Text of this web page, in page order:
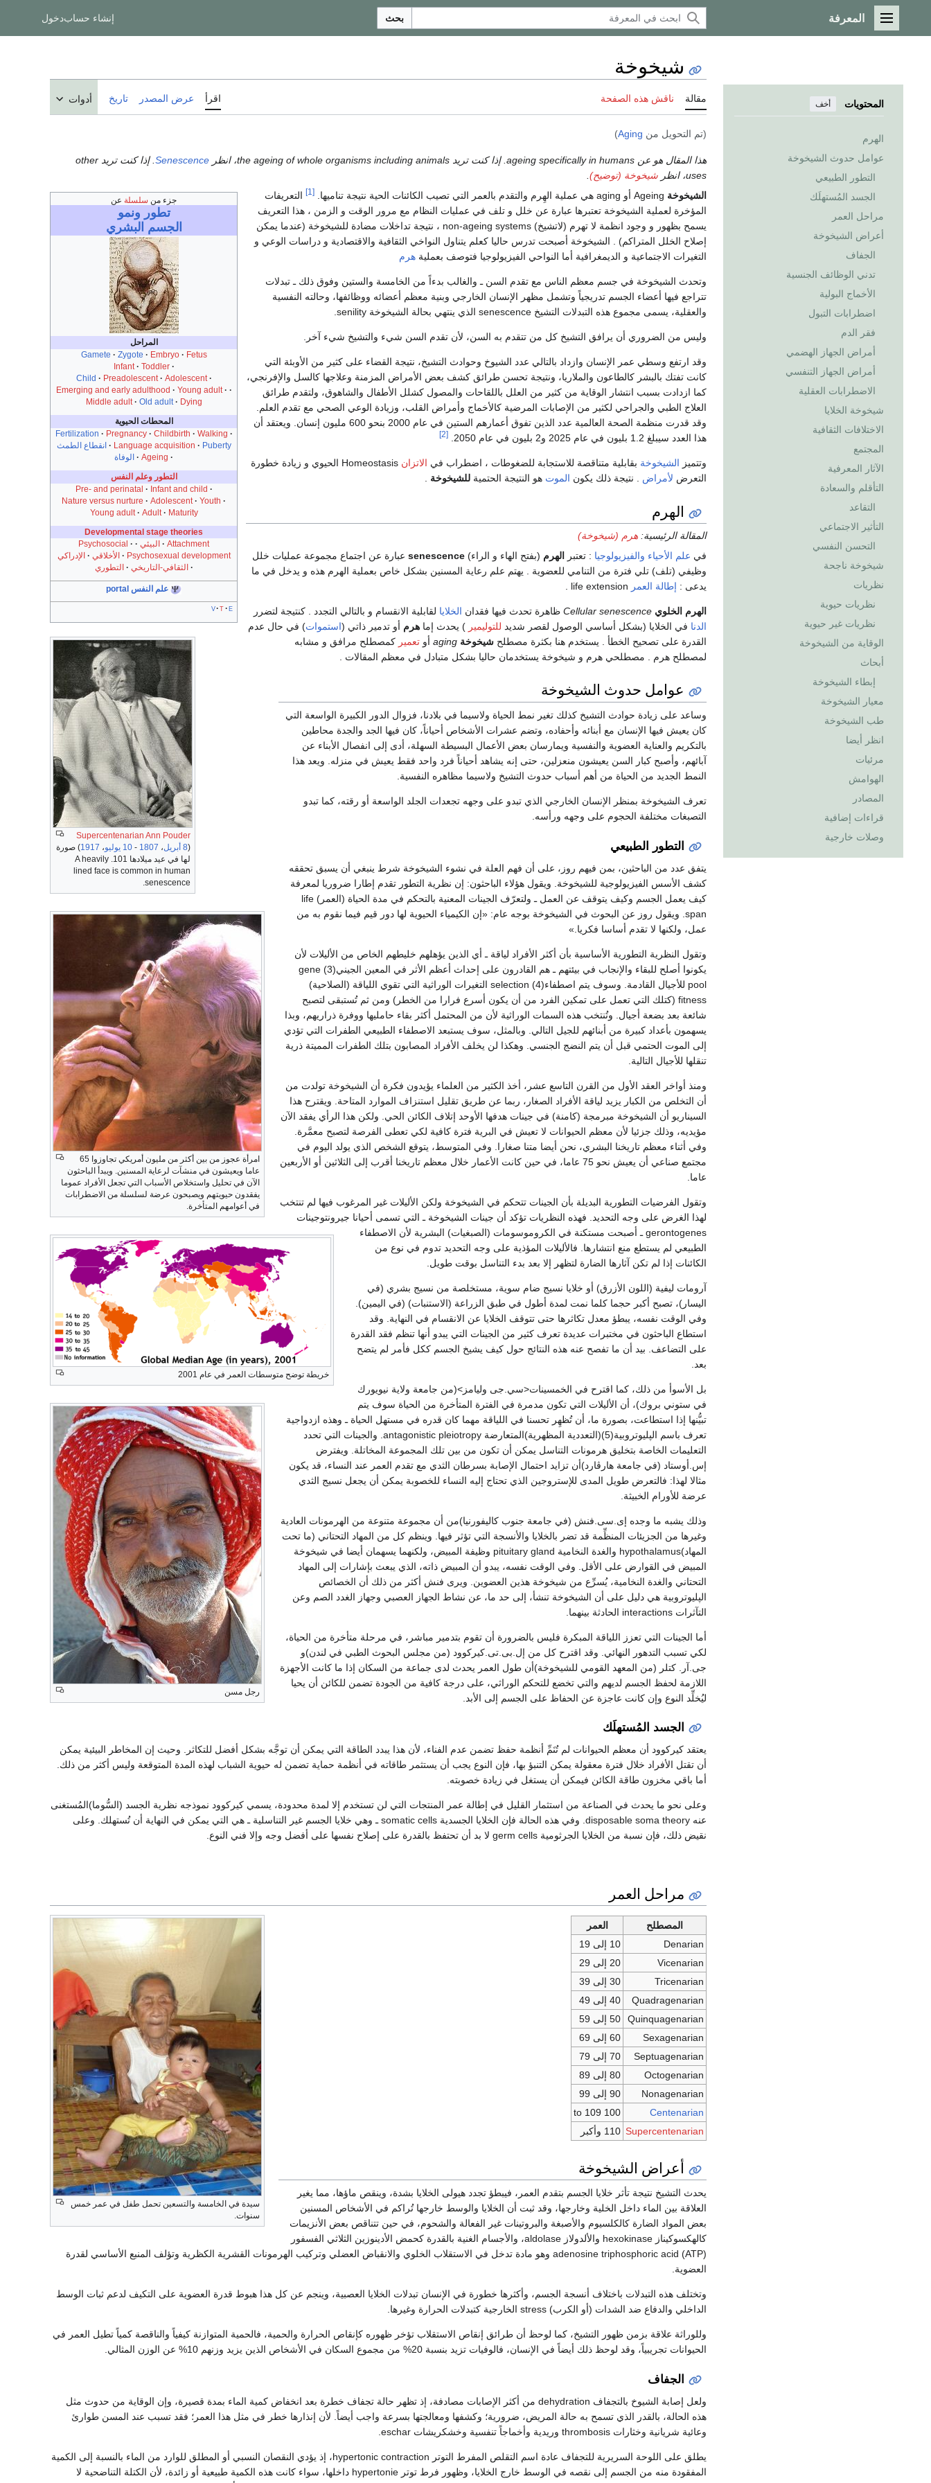
القائمة الرئيسية
المعرفة بحث إنشاء حسابدخول
المحتويات أخف
الهرم
عوامل حدوث الشيخوخة
التطور الطبيعي
الجسد المُستهلَك
مراحل العمر
أعراض الشيخوخة
الجفاف
تدني الوظائف الجنسية
الأخماج البولية
اضطرابات التبول
فقر الدم
أمراض الجهاز الهضمي
أمراض الجهاز التنفسي
الاضطرابات العقلية
شيخوخة الخلايا
الاختلافات الثقافية
المجتمع
الآثار المعرفية
التأقلم والسعادة
التقاعد
التأثير الاجتماعي
التحسن النفسي
شيخوخة ناجحة
نظريات
نظريات حيوية
نظريات غير حيوية
الوقاية من الشيخوخة
أبحاث
إبطاء الشيخوخة
معيار الشيخوخة
طب الشيخوخة
انظر أيضا
مرئيات
الهوامش
المصادر
قراءات إضافية
وصلات خارجية
شيخوخة
مقالة ناقش هذه الصفحة اقرأ عرض المصدر تاريخ أدوات
(تم التحويل من Aging
)
هذا المقال هو عن ageing specifically in humans. إذا كنت تريد the ageing of whole organisms including animals، انظر Senescence
. إذا كنت تريد other
uses، انظر
شيخوخة (توضيح)
جزء من سلسلة عن
تطور ونمو
الجسم البشري
المراحل
Gamete
Zygote Embryo
Fetus
Infant
Toddler
Child
Preadolescent
Adolescent
Emerging and early adulthood
Young adult
Middle adult
Old adult
Dying
المحطات الحيوية
Fertilization
Pregnancy Childbirth
Walking
Language acquisition
Puberty
انقطاع الطمث
Ageing
الوفاة
التطور وعلم النفس
Pre- and perinatal
Infant and child
Nature versus nurture
Adolescent
Youth
Young adult
Adult Maturity
Developmental stage theories
Attachment
البيئي
Psychosocial
Psychosexual development
الأخلاقي
الإدراكي
الثقافي-التاريخي
التطوري
علم النفس portal
v t e
Supercentenarian Ann Pouder
(8 أبريل ، 1807
- 10 يوليو ، 1917) صورة
لها في عيد ميلادها 101. A heavily
lined face is common in human
senescence.
امرأة عجوز من بين أكثر من مليون أمريكي تجاوزوا 65
عاما ويعيشون في منشآت لرعاية المسنين. ويبدأ الباحثون
الآن في تحليل واستخلاص الأسباب التي تجعل الأفراد عموما
يفقدون حيويتهم ويصبحون عرضة لسلسلة من الاضطرابات
في أعوامهم المتأخرة.
الشيخوخة [1]
التعريفات
المؤخرة لعملية الشيخوخة تعتبرها عبارة عن خلل و تلف في عمليات النظام مع مرور الوقت و الزمن ، هذا التعريف
يسمح بظهور و وجود انظمة لا تهرم (لاتشيخ) non-ageing systems ، نتيجة تداخلات مضادة للشيخوخة (عندما يمكن
إصلاح الخلل المتراكم) . الشيخوخة أصبحت تدرس حاليا كعلم يتناول النواخي الثقافية والاقتصادية و دراسات الوعي و
التغيرات الاجتماعية و الديمغرافية أما النواحي الفيزيولوجيا فتوصف بعملية هرم
وتحدث الشيخوخة في جسم معظم الناس مع تقدم السن ـ والغالب بدءاً من الخامسة والستين وفوق ذلك ـ تبدلات
تتراجع فيها أعضاء الجسم تدريجياً وتشمل مظهر الإنسان الخارجي وبنية معظم أعضائه ووظائفها، وحالته النفسية
والعقلية، يسمى مجموع هذه التبدلات التشيخ senescence الذي ينتهي بحالة الشيخوخة senility.
وليس من الضروري أن يرافق التشيخ كل من تتقدم به السن، لأن تقدم السن شيء والتشيخ شيء آخر.
وقد ارتفع وسطي عمر الإنسان وازداد بالتالي عدد الشيوخ وحوادث التشيخ، نتيجة القضاء على كثير من الأوبئة التي
كانت تفتك بالبشر كالطاعون والملاريا، ونتيجة تحسن طرائق كشف بعض الأمراض المزمنة وعلاجها كالسل والإفرنجي،
كما ازدادت بسبب انتشار الوقاية من كثير من العلل باللقاحات والمصول كشلل الأطفال والشاهوق، ولتقدم طرائق
العلاج الطبي والجراحي لكثير من الإصابات المرضية كالأخماج وأمراض القلب، وزيادة الوعي الصحي مع تقدم العلم.
وقد قدرت منظمة الصحة العالمية عدد الذين تفوق أعمارهم الستين في عام 2000 بنحو 600 مليون إنسان. ويعتقد أن
هذا العدد سيبلغ 1.2 بليون في عام 2025 و2 بليون في عام 2050.
[2]
وتتميز الشيخوخة بقابلية متناقصة للاستجابة للضغوطات ، اضطراب في الاتزان
Homeostasis الحيوي و زيادة خطورة
التعرض لأمراض . نتيجة ذلك يكون الموت هو النتيجة الحتمية للشيخوخة
الهرم
خريطة توضح متوسطات العمر في عام 2001
رجل مسن
المقالة الرئيسية: هرم (شيخوخة)
في علم الأحياء والفيزيولوجيا : تعتبر الهرم (بفتح الهاء و الراء) senescence عبارة عن اجتماع مجموعة عمليات خلل
وظيفي (تلف) تلي فترة من التنامي للعضوية . يهتم علم رعاية المسنين بشكل خاص بعملية الهرم هذه و يدخل في ما
يدعى : إطالة العمر
الهرم الخلوي Cellular senescence ظاهرة تحدث فيها فقدان الخلايا لقابلية الانقسام و بالتالي التجدد . كنتيجة لتضرر
الدنا في الخلايا (بشكل أساسي الوصول لقصر شديد للتوليمير ) يحدث إما هرم أو تدمير ذاتي (استموات) في حال عدم
القدرة على تصحيح الخطأ . يستخدم هنا بكثرة مصطلح شيخوخة aging أو تعمير كمصطلح مرافق و مشابه
لمصطلح هرم . مصطلحي هرم و شيخوخة يستخدمان حاليا بشكل متبادل في معظم المقالات .
عوامل حدوث الشيخوخة
وساعد على زيادة حوادث التشيخ كذلك تغير نمط الحياة ولاسيما في بلادنا، فزوال الدور الكبيرة الواسعة التي
كان يعيش فيها الإنسان مع أبنائه وأحفاده، وتضم عشرات الأشخاص أحياناً، كان فيها الجد والجدة محاطين
بالتكريم والعناية العضوية والنفسية ويمارسان بعض الأعمال البسيطة السهلة، أدى إلى انفصال الأبناء عن
آبائهم، وأصبح كبار السن يعيشون منعزلين، حتى إنه يشاهد أحياناً فرد واحد فقط يعيش في منزله. ويعد هذا
النمط الجديد من الحياة من أهم أسباب حدوث التشيخ ولاسيما مظاهره النفسية.
تعرف الشيخوخة بمنظر الإنسان الخارجي الذي تبدو على وجهه تجعدات الجلد الواسعة أو رقته، كما تبدو
التصبغات مختلفة الحجوم على وجهه ورأسه.
التطور الطبيعي
يتفق عدد من الباحثين، بمن فيهم روز، على أن فهم العلة في نشوء الشيخوخة شرط ينبغي أن يسبق تحققه
كشف الأسس الفيزيولوجية للشيخوخة. ويقول هؤلاء الباحثون: إن نظرية التطور تقدم إطارا ضروريا لمعرفة
كيف يعمل الجسم وكيف يتوقف عن العمل ـ ولتعرّف الجينات المعنية بالتحكم في مدة الحياة (العمر) life
span. ويقول روز عن البحوث في الشيخوخة بوجه عام: «إن الكيمياء الحيوية لها دور قيم فيما نقوم به من
عمل، ولكنها لا تقدم أساسا فكريا.»
وتقول النظرية التطورية الأساسية بأن أكثر الأفراد لياقة ـ أي الذين يؤهلهم خليطهم الخاص من الأليلات لأن
يكونوا أصلح للبقاء والإنجاب في بيئتهم ـ هم القادرون على إحداث أعظم الأثر في المعين الجيني(3) gene
pool للأجيال القادمة. وسوف يتم اصطفاء(4) selection التغيرات الوراثية التي تقوي اللياقة (الصلاحية)
fitness (كتلك التي تعمل على تمكين الفرد من أن يكون أسرع فرارا من الخطر) ومن ثم تُستبقى لتصبح
شائعة بعد بضعة أجيال. وتُنتخب هذه السمات الوراثية لأن من المحتمل أكثر بقاء حامليها ووفرة ذراريهم، وبذا
يسهمون بأعداد كبيرة من أبنائهم للجيل التالي. وبالمثل، سوف يستبعد الاصطفاء الطبيعي الطفرات التي تؤدي
إلى الموت الحتمي قبل أن يتم النضج الجنسي. وهكذا لن يخلف الأفراد المصابون بتلك الطفرات المميتة ذرية
تنقلها للأجيال التالية.
ومنذ أواخر العقد الأول من القرن التاسع عشر، أخذ الكثير من العلماء يؤيدون فكرة أن الشيخوخة تولدت من
أن التخلص من الكبار يزيد لياقة الأفراد الصغار، ربما عن طريق تقليل استنزاف الموارد المتاحة. ويقترح هذا
السيناريو أن الشيخوخة مبرمجة (كامنة) في جينات هدفها الأوحد إتلاف الكائن الحي. ولكن هذا الرأي يفقد الآن
مؤيديه، وذلك جزئيا لأن معظم الحيوانات لا تعيش في البرية فترة كافية لكي تعطى الفرصة لتصبح معمَّرة.
وفي أثناء معظم تاريخنا البشري، نحن أيضا متنا صغارا. وفي المتوسط، يتوقع الشخص الذي يولد اليوم في
مجتمع صناعي أن يعيش نحو 75 عاما، في حين كانت الأعمار خلال معظم تاريخنا أقرب إلى الثلاثين أو الأربعين
عاما.
وتقول الفرضيات التطورية البديلة بأن الجينات تتحكم في الشيخوخة ولكن الأليلات غير المرغوب فيها لم تنتخب
لهذا الغرض على وجه التحديد. فهذه النظريات تؤكد أن جينات الشيخوخة ـ التي تسمى أحيانا جيرونتوجينات
gerontogenes ـ أصبحت مستكنة في الكروموسومات (الصبغيات) البشرية لأن الاصطفاء
الطبيعي لم يستطع منع انتشارها. فالأليلات المؤذية على وجه التحديد تدوم في نوع من
الكائنات إذا لم تكن آثارها الضارة لتظهر إلا بعد بدء التناسل بوقت طويل.
آرومات ليفية (اللون الأزرق) أو خلايا نسيج ضام سوية، مستخلصة من نسيج بشري (في
اليسار)، تصبح أكبر حجما كلما نمت لمدة أطول في طبق الزراعة (الاستنبات) (في اليمين).
وفي الوقت نفسه، يبطؤ معدل تكاثرها حتى تتوقف الخلايا عن الانقسام في النهاية. وقد
استطاع الباحثون في مختبرات عديدة تعرف كثير من الجينات التي يبدو أنها تنظم فقد القدرة
على التضاعف. بيد أن ما تفصح عنه هذه النتائج حول كيف يشيخ الجسم ككل فأمر لم يتضح
بعد.
بل الأسوأ من ذلك، كما اقترح في الخمسينات<سي.جى وليامز>(من جامعة ولاية نيويورك
في ستوني بروك)، أن الأليلات التي تكون مدمرة في الفترة المتأخرة من الحياة سوف يتم
تبيُّنها إذا استطاعت، بصورة ما، أن تُظهِر تحسنا في اللياقة مهما كان قدره في مستهل الحياة ـ وهذه ازدواجية
تعرف باسم الپليوتروبية(5)(التعددية المظهرية)المتعارضة antagonistic pleiotropy. والجينات التي تحدد
التعليمات الخاصة بتخليق هرمونات التناسل يمكن أن تكون من بين تلك المجموعة المخاتلة. ويفترض
إس.أوستاد (في جامعة هارڤارد)أن تزايد احتمال الإصابة بسرطان الثدي مع تقدم العمر عند النساء، قد يكون
مثالا لهذا: فالتعرض طويل المدى للإستروجين الذي تحتاج إليه النساء للخصوبة يمكن أن يجعل نسيج الثدي
عرضة للأورام الخبيثة.
وذلك يشبه ما وجده إى.سى.فنش (في جامعة جنوب كاليفورنيا)من أن مجموعة متنوعة من الهرمونات العادية
وغيرها من الجزيئات المنظِّمة قد تضر بالخلايا والأنسجة التي تؤثر فيها. وينظم كل من المهاد التحتاني (ما تحت
المهاد)hypothalamus والغدة النخامية pituitary gland وظيفة المبيض، ولكنهما يسهمان أيضا في شيخوخة
المبيض في القوارض على الأقل. وفي الوقت نفسه، يبدو أن المبيض ذاته، الذي يبعث بإشارات إلى المهاد
التحتاني والغدة النخامية، يُسرِّع من شيخوخة هذين العضوين. ويرى فنش أكثر من ذلك أن الخصائص
الپليوتروبية هي دليل على أن الشيخوخة تنشأ، إلى حد ما، عن نشاط الجهاز العصبي وجهاز الغدد الصم وعن
التآثرات interactions الحادثة بينهما.
أما الجينات التي تعزز اللياقة المبكرة فليس بالضرورة أن تقوم بتدمير مباشر، في مرحلة متأخرة من الحياة،
لكي تسبب التدهور النهائي. وقد اقترح كل من إل.بى.تى.كيركوود (من مجلس البحوث الطبي في لندن)و
جى.آر. كتلر (من المعهد القومي للشيخوخة)أن طول العمر يحدث لدى جماعة من السكان إذا ما كانت الأجهزة
اللازمة لحفظ الجسم لديهم والتي تخضع للتحكم الوراثي، على درجة كافية من الجودة تضمن للكائن أن يحيا
ليُخلِّد النوع وإن كانت عاجزة عن الحفاظ على الجسم إلى الأبد.
الجسد المُستهلَك
يعتقد كيركوود أن معظم الحيوانات لم تُنَمِّ أنظمة حفظ تضمن عدم الفناء، لأن هذا يبدد الطاقة التي يمكن أن توجَّه بشكل أفضل للتكاثر. وحيث إن المخاطر البيئية يمكن
أن تقتل الأفراد خلال فترة معقولة يمكن التنبؤ بها، فإن النوع يجب أن يستثمر طاقاته في أنظمة حماية تضمن له حيوية الشباب لهذه المدة المتوقعة وليس أكثر من ذلك.
أما باقي مخزون طاقة الكائن فيمكن أن يستغل في زيادة خصوبته.
وعلى نحو ما يحدث في الصناعة من استثمار القليل في إطالة عمر المنتجات التي لن تستخدم إلا لمدة محدودة، يسمي كيركوود نموذجه نظرية الجسد (السُّوما)المُستغنى
عنه disposable soma theory. وفي هذه الحالة فإن الخلايا الجسدية somatic cells ـ وهي خلايا الجسم غير التناسلية ـ هي التي يمكن في النهاية أن تُستهلك. وعلى
نقيض ذلك، فإن نسبة من الخلايا الجرثومية germ cells لا بد أن تحتفظ بالقدرة على إصلاح نفسها على أفضل وجه وإلا فني النوع.
مراحل العمر
سيدة في الخامسة والتسعين تحمل طفل في عمر خمس
سنوات.
المصطلح
العمر
Denarian
10 إلى 19
Vicenarian
20 إلى 29
Tricenarian
30 إلى 39
Quadragenarian
40 إلى 49
Quinquagenarian
50 إلى 59
Sexagenarian
60 إلى 69
Septuagenarian
70 إلى 79
Octogenarian
80 إلى 89
Nonagenarian
90 إلى 99
Centenarian
100 to 109
Supercentenarian 110 وأكبر
أعراض الشيخوخة
يحدث التشيخ نتيجة تأثر خلايا الجسم بتقدم العمر، فيبطؤ تجدد هيولى الخلايا بشدة، وينقص ماؤها، مما يغير
العلاقة بين الماء داخل الخلية وخارجها، وقد ثبت أن الخلايا والوسط خارجها تُراكم في الأشخاص المسنين
بعض المواد الضارة كالكلسيوم والأصبغة والبروتينات غير الفعالة والشحوم، في حين تتناقص بعض الأنزيمات
كالهكسوكيناز hexokinase والألدولاز aldolase، والأجسام الغنية بالقدرة كحمض الأدينوزين الثلاثي الفسفور
adenosine triphosphoric acid (ATP) وهو مادة تدخل في الاستقلاب الخلوي والانقباض العضلي وتركيب الهرمونات القشرية الكظرية وتؤلف المنبع الأساسي لقدرة
العضوية.
وتختلف هذه التبدلات باختلاف أنسجة الجسم، وأكثرها خطورة في الإنسان تبدلات الخلايا العصبية، وينجم عن كل هذا هبوط قدرة العضوية على التكيف لدعم ثبات الوسط
الداخلي والدفاع ضد الشدات (أو الكرب) stress الخارجية كتبدلات الحرارة وغيرها.
وللوراثة علاقة بزمن ظهور التشيخ، كما لوحظ أن طرائق إنقاص الاستقلاب تؤخر ظهوره كإنقاص الحرارة والحمية، فالحمية المتوازنة كيفياً والناقصة كمياً تطيل العمر في
الحيوانات تجريبياً، وقد لوحظ ذلك أيضاً في الإنسان، فالوفيات تزيد بنسبة 20% من مجموع السكان في الأشخاص الذين يزيد وزنهم 10% عن الوزن المثالي.
الجفاف
ولعل إصابة الشيوخ بالتجفاف dehydration من أكثر الإصابات مصادفة، إذ تظهر حالة تجفاف خطرة بعد انخفاض كمية الماء بمدة قصيرة، وإن الوقاية من حدوث مثل
هذه الحالة، بالقدر الذي تسمح به حالة المريض، ضرورية؛ وكشفها ومعالجتها بسرعة واجب أيضاً. لأن إنذارها خطر في مثل هذا العمر؛ فقد تسبب عند المسن طوارئ
وعائية شريانية وخثارات thrombosis وريدية وأخماجاً تنفسية وخشكريشات eschar.
يطلق على اللوحة السريرية للتجفاف عادة اسم التقلص المفرط التوتر hypertonic contraction، إذ يؤدي النقصان النسبي أو المطلق للوارد من الماء بالنسبة إلى الكمية
المفقودة منه من الجسم إلى نقصه في الوسط خارج الخلايا، وظهور فرط توتر hypertonie داخلها، سواء كانت هذه الكمية طبيعية أو زائدة، لأن الكتلة التناضحية لا